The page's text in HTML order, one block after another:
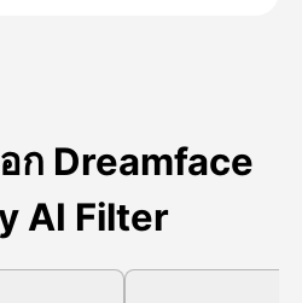
ก Dreamface
AI Filter